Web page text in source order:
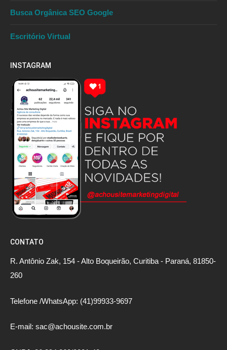
Busca Orgânica SEO Google
Escritório Virtual
INSTAGRAM
CONTATO
R. Antônio Zak, 154 - Alto Boqueirão, Curitiba - Paraná, 81850-
260
Telefone /WhatsApp: (41)99933-9697
E-mail: sac@achousite.com.br